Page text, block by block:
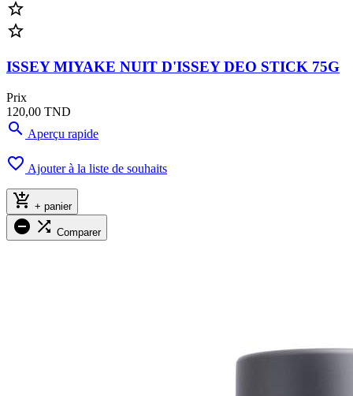


ISSEY MIYAKE NUIT D'ISSEY DEO STICK 75G
Prix
120,00 TND
 Aperçu rapide
 Ajouter à la liste de souhaits
 + panier
  Comparer